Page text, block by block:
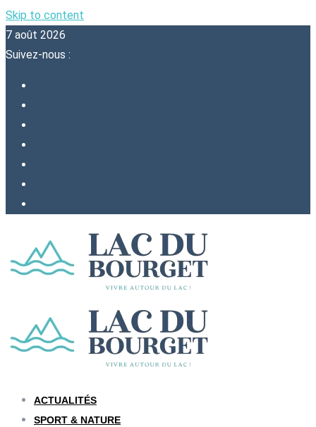
Skip to content
7 août 2026
Suivez-nous :
ACTUALITÉS
SPORT & NATURE